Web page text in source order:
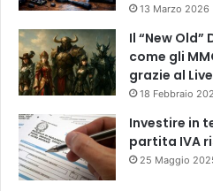
13 Marzo 2026
Il “New
come gli
grazie al
18 Febbraio
Investire in
partita IVA
25 Maggio